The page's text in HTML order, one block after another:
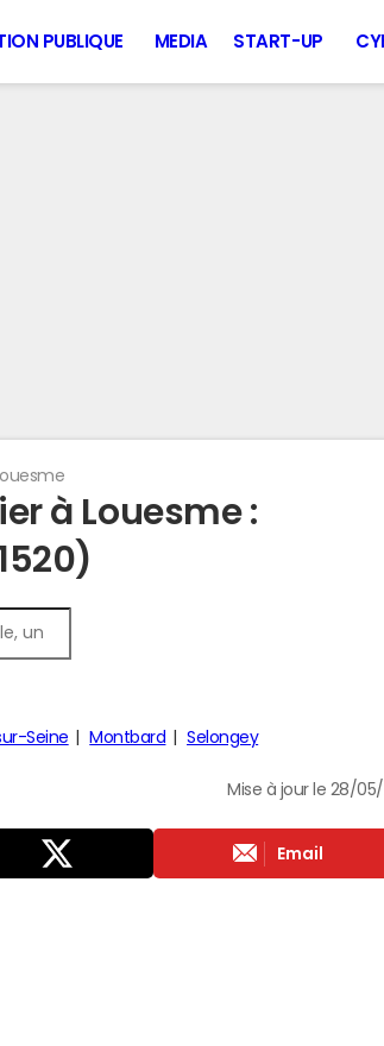
PUBLIQUE MEDIA START-UP
à Louesme :
Seine Montbard Selongey
Mise à jour le 28/
Email